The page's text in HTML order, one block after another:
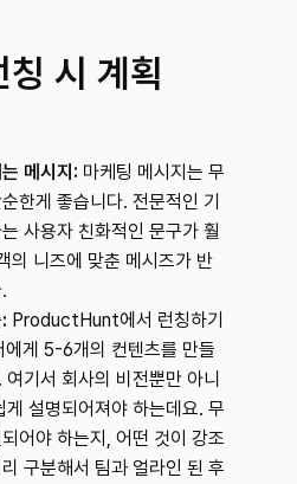
시 계획
메시지: 마케팅 메시지는 무
한게 좋습니다. 전문적인 기
사용자 친화적인 문구가 훨
의 니즈에 맞춘 메시즈가 반
ProductHunt에서 런칭하기
게 5-6개의 컨텐츠를 만들
기서 회사의 비전뿐만 아니
게 설명되어져야 하는데요. 무
어야 하는지, 어떤 것이 강조
구분해서 팀과 얼라인 된 후